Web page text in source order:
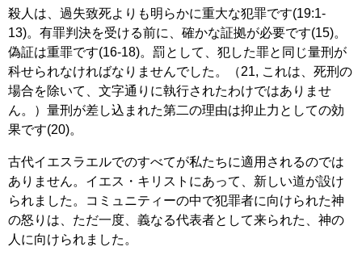
殺人は、過失致死よりも明らかに重大な犯罪です(19:1-
13)。有罪判決を受ける前に、確かな証拠が必要です(15)。
偽証は重罪です(16-18)。罰として、犯した罪と同じ量刑が
科せられなければなりませんでした。（21, これは、死刑の
場合を除いて、文字通りに執行されたわけではありませ
ん。）量刑が差し込まれた第二の理由は抑止力としての効
果です(20)。
古代イエスラエルでのすべてが私たちに適用されるのでは
ありません。イエス・キリストにあって、新しい道が設け
られました。コミュニティーの中で犯罪者に向けられた神
の怒りは、ただ一度、義なる代表者として来られた、神の
人に向けられました。